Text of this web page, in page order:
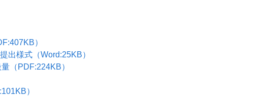
）
出様式（Word:25KB）
（PDF:224KB）
）